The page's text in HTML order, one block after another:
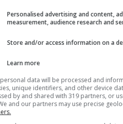
Personalised advertising and content,
measurement, audience research and
Store and/or access information on a
Learn more
data will be processed and
unique identifiers, and other device
by and shared with 319 partners, or
and our partners may use precise